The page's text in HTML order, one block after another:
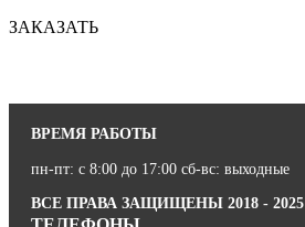
ЗАКАЗАТЬ
ВРЕМЯ РАБОТЫ
пн-пт: с 8:00 до 17:00 сб-вс: выходные
ВСЕ ПРАВА ЗАЩИЩЕНЫ 2018 - 2025